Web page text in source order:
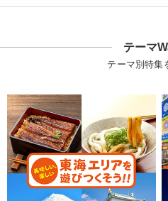
テーマ
テーマ別特集